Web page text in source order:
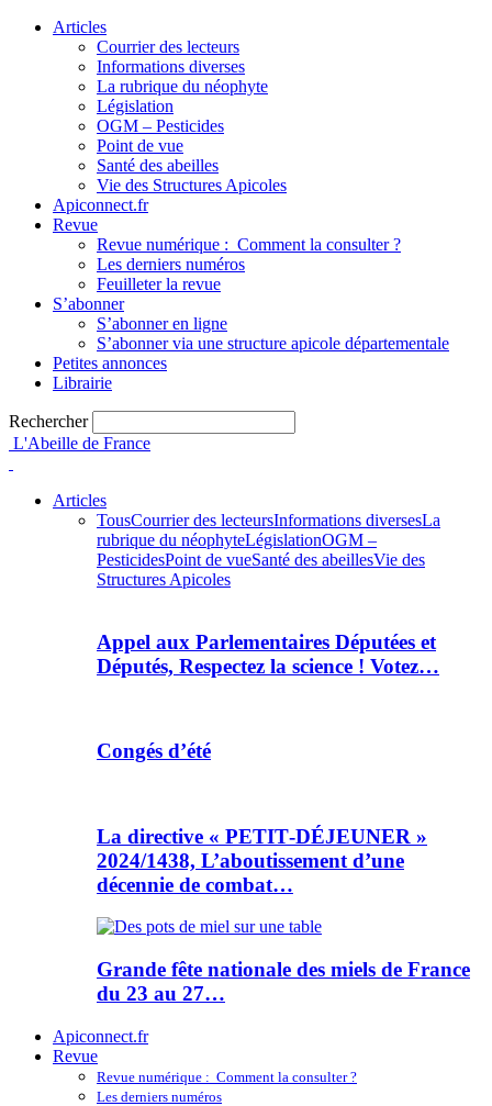
Articles
Courrier des lecteurs
Informations diverses
La rubrique du néophyte
Législation
OGM – Pesticides
Point de vue
Santé des abeilles
Vie des Structures Apicoles
Apiconnect.fr
Revue
Revue numérique : Comment la consulter ?
Les derniers numéros
Feuilleter la revue
S’abonner
S’abonner en ligne
S’abonner via une structure apicole départementale
Petites annonces
Librairie
Rechercher
L'Abeille de France
Articles
TousCourrier des lecteursInformations diversesLa
rubrique du néophyteLégislationOGM –
PesticidesPoint de vueSanté des abeillesVie des
Structures Apicoles
Appel aux Parlementaires Députées et
Députés, Respectez la science ! Votez…
Congés d’été
La directive « PETIT‑DÉJEUNER »
2024/1438, L’aboutissement d’une
décennie de combat…
Grande fête nationale des miels de France
du 23 au 27…
Apiconnect.fr
Revue
Revue numérique : Comment la consulter ?
Les derniers numéros